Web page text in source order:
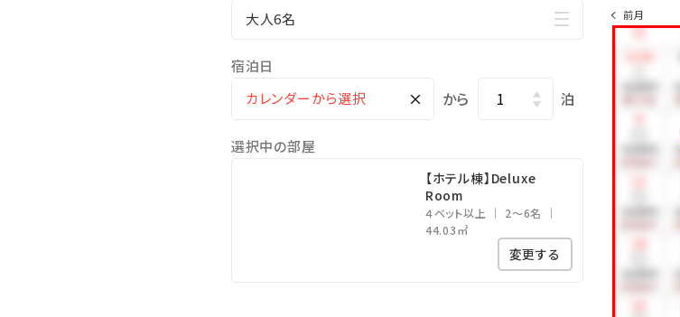
大人6名
宿泊日
× から 泊
選択中の部屋
【ホテル棟】Deluxe
Room
４ベット以上
2～6名
44.03㎡
変更する
前月